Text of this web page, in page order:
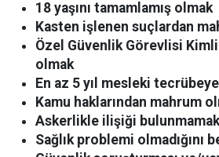
18 yaşını tamamlamış olmak
Kasten işlenen suçlardan
Özel Güvenlik Görevlisi
olmak
En az 5 yıl mesleki
Kamu haklarından mahrum
Askerlikle ilişiği bulunmamak
Sağlık problemi olmadığını